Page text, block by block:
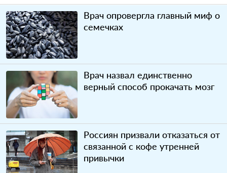
Врач опровергла главный миф о
семечках
Врач назвал единственно
верный способ прокачать мозг
Россиян призвали отказаться от
связанной с кофе утренней
привычки